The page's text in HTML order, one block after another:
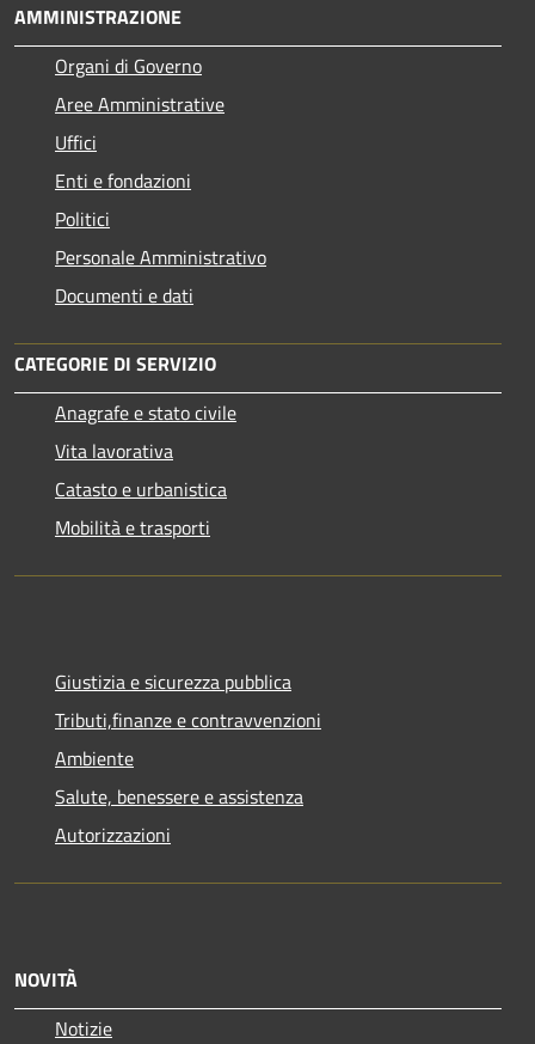
AMMINISTRAZIONE
Organi di Governo
Aree Amministrative
Uffici
Enti e fondazioni
Politici
Personale Amministrativo
Documenti e dati
CATEGORIE DI SERVIZIO
Anagrafe e stato civile
Vita lavorativa
Catasto e urbanistica
Mobilità e trasporti
Giustizia e sicurezza pubblica
Tributi,finanze e contravvenzioni
Ambiente
Salute, benessere e assistenza
Autorizzazioni
NOVITÀ
Notizie